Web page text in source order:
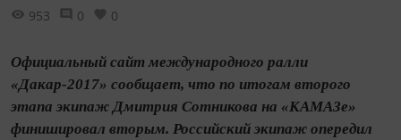
953 0 0
Официальный сайт международного ралли
«Дакар-2017» сообщает, что по итогам второго
этапа экипаж Дмитрия Сотникова на «КАМАЗе»
финишировал вторым. Российский экипаж опередил